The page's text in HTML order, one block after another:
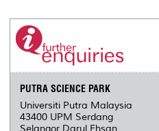
PUTRA SCIENCE PARK
Universiti Putra Malaysia
43400 UPM Serdang
Selangor Darul Ehsan